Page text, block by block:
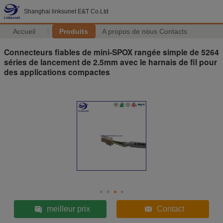
Shanghai linksunet E&T Co.Ltd
Accueil Produits A propos de nous Contacts
Connecteurs fiables de mini-SPOX rangée simple de 5264
séries de lancement de 2.5mm avec le harnais de fil pour
des applications compactes
meilleur prix Contact